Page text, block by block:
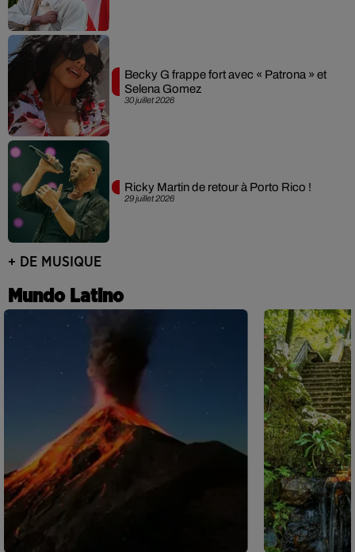
30 juillet 2026
Becky G frappe fort avec « Patrona » et
Selena Gomez
29 juillet 2026
Ricky Martin de retour à Porto Rico !
+ DE MUSIQUE
Mundo Latino